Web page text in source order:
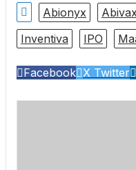
Abionyx Abivax
Inventiva
IPO
Facebook X Twitter